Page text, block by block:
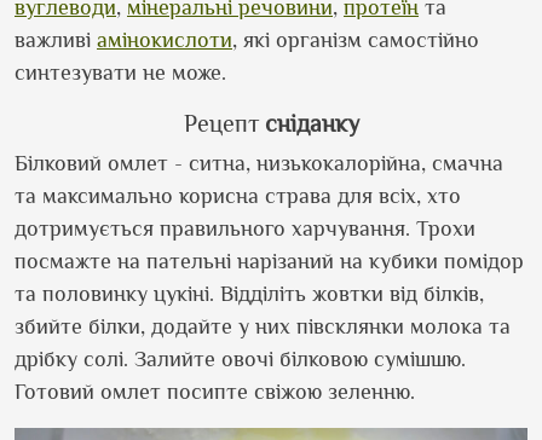
вуглеводи, мінеральні речовини, протеїн та
важливі амінокислоти, які організм самостійно
синтезувати не може.
Рецепт сніданку
Білковий омлет - ситна, низькокалорійна, смачна
та максимально корисна страва для всіх, хто
дотримується правильного харчування. Трохи
посмажте на пательні нарізаний на кубики помідор
та половинку цукіні. Відділіть жовтки від білків,
збийте білки, додайте у них півсклянки молока та
дрібку солі. Залийте овочі білковою сумішшю.
Готовий омлет посипте свіжою зеленню.